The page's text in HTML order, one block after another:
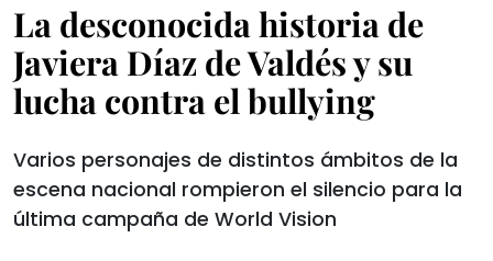
La desconocida historia de
Javiera Díaz de Valdés y su
lucha contra el bullying
Varios personajes de distintos ámbitos de la
escena nacional rompieron el silencio para la
última campaña de World Vision